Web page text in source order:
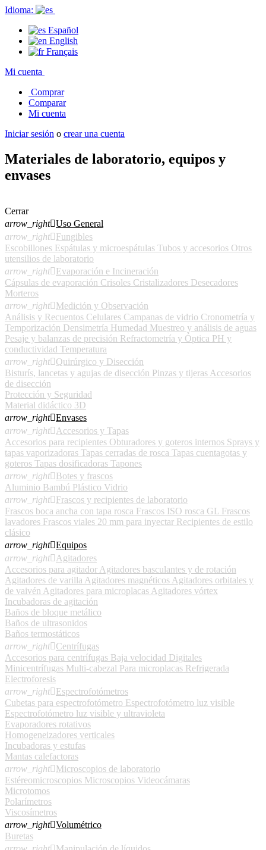
Idioma:
Español
English
Français
Mi cuenta
Comprar
Comparar
Mi cuenta
Iniciar sesión o crear una cuenta
Materiales de laboratorio, equipos y
envases
Cerrar
arrow_rightUso General
arrow_right Fungibles
Escobillones Espátulas y microespátulas Tubos y accesorios Otros
utensilios de laboratorio
arrow_right Evaporación e Incineración
Cápsulas de evaporación Crisoles Cristalizadores Desecadores
Morteros
arrow_right Medición y Observación
Análisis y Recuentos Celulares Campanas de vidrio Cronometría y
Temporización Densimetría Humedad Muestreo y análisis de aguas
Pesaje y balanzas de precisión Refractometría y Óptica PH y
conductividad Temperatura
arrow_right Quirúrgico y Disección
Bisturís, lancetas y agujas de disección Pinzas y tijeras Accesorios
de disección
Protección y Seguridad
Material didáctico 3D
arrow_rightEnvases
arrow_right Accesorios y Tapas
Accesorios para recipientes Obturadores y goteros internos Sprays y
tapas vaporizadoras Tapas cerradas de rosca Tapas cuentagotas y
goteros Tapas dosificadoras Tapones
arrow_right Botes y frascos
Aluminio Bambú Plástico Vidrio
arrow_right Frascos y recipientes de laboratorio
Frascos boca ancha con tapa rosca Frascos ISO rosca GL Frascos
lavadores Frascos viales 20 mm para inyectar Recipientes de estilo
clásico
arrow_rightEquipos
arrow_right Agitadores
Accesorios para agitador Agitadores basculantes y de rotación
Agitadores de varilla Agitadores magnéticos Agitadores orbitales y
de vaivén Agitadores para microplacas Agitadores vórtex
Incubadoras de agitación
Baños de bloque metálico
Baños de ultrasonidos
Baños termostáticos
arrow_right Centrífugas
Accesorios para centrífugas Baja velocidad Digitales
Minicentrífugas Multi-cabezal Para microplacas Refrigerada
Electroforesis
arrow_right Espectrofotómetros
Cubetas para espectrofotómetro Espectrofotómetro luz visible
Espectrofotómetro luz visible y ultravioleta
Evaporadores rotativos
Homogeneizadores verticales
Incubadoras y estufas
Mantas calefactoras
arrow_right Microscopios de laboratorio
Estéreomicroscopios Microscopios Videocámaras
Microtomos
Polarímetros
Viscosímetros
arrow_rightVolumétrico
Buretas